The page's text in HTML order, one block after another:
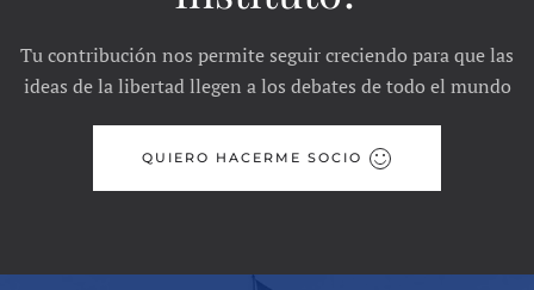
Tu contribución nos permite seguir creciendo para que las
ideas de la libertad llegen a los debates de todo el mundo
QUIERO HACERME SOCIO